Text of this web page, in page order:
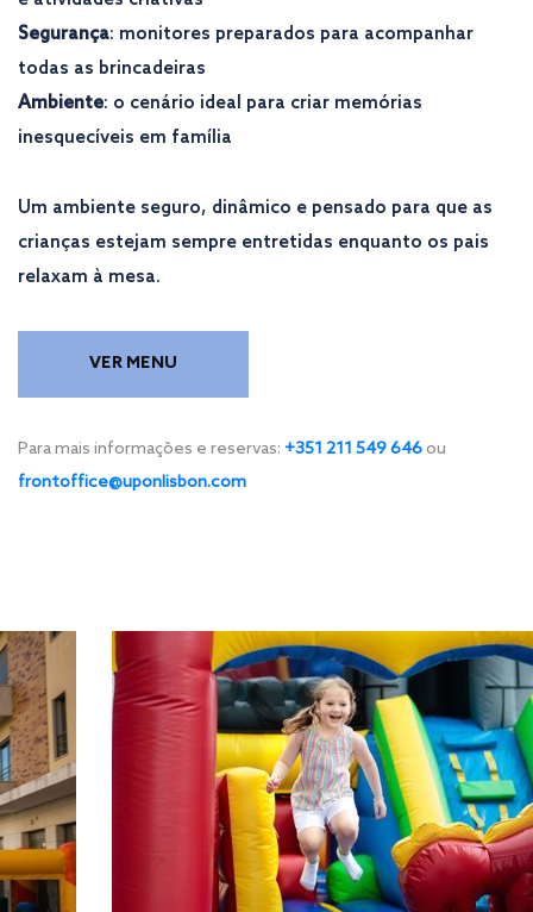
Segurança: monitores preparados para acompanhar
todas as brincadeiras
Ambiente: o cenário ideal para criar memórias
inesquecíveis em família
Um ambiente seguro, dinâmico e pensado para que as
crianças estejam sempre entretidas enquanto os pais
relaxam à mesa.
VER MENU
Para mais informações e reservas: +351 211 549 646ou
frontoffice@uponlisbon.com